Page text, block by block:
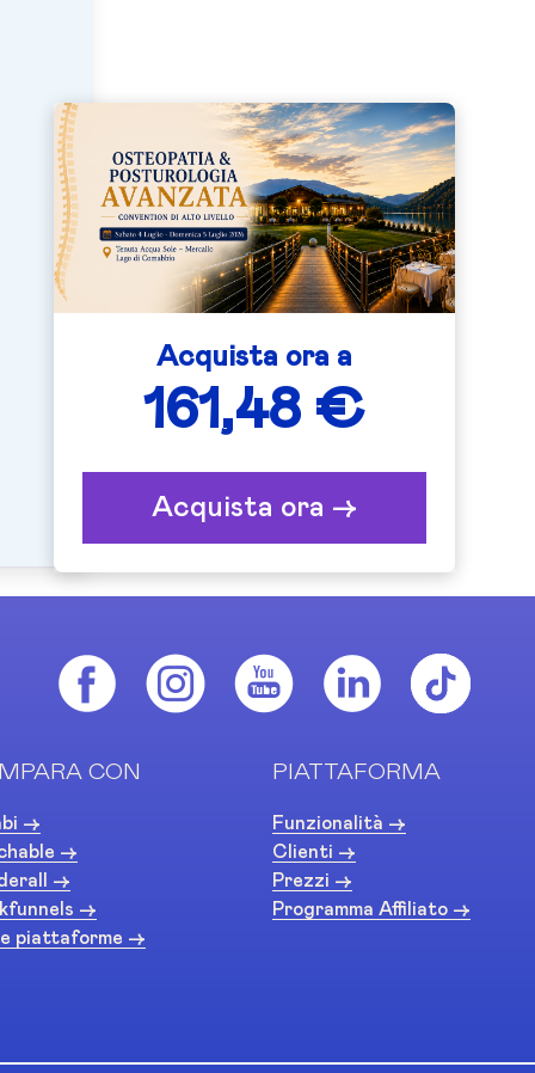
Acquista ora a
161,48 €
Acquista ora ->
CON
->
->
->
->
piattaforme ->
PIATTAFORMA
Funzionalità ->
Clienti ->
Prezzi ->
Programma Affiliato ->